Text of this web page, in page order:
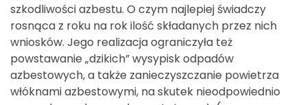
szkodliwości azbestu. O czym najlepiej świadczy
rosnąca z roku na rok ilość składanych przez nich
wniosków. Jego realizacja ograniczyła też
powstawanie „dzikich” wysypisk odpadów
azbestowych, a także zanieczyszczanie powietrza
włóknami azbestowymi, na skutek nieodpowiednio